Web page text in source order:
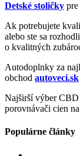
Detské stoličky
Ak potrebujete
alebo ste sa
o kvalitných
Autodoplnky za
obchod autoveci.sk
Najširší výber
porovnávači cien na
Populárne články